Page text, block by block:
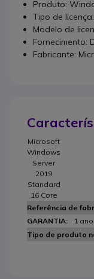
Produto:
Tipo de
Modelo de
Fornecimento:
Fabricante:
Microsoft
Windows
Server
2019
Standard
16 Core
1 ano